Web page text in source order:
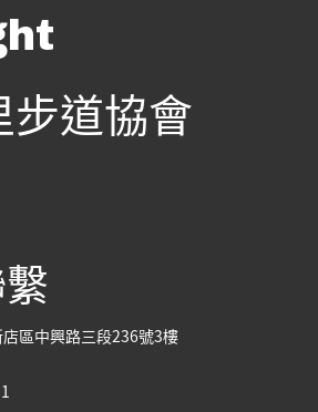
步道協會
區中興路三段236號3樓
external)